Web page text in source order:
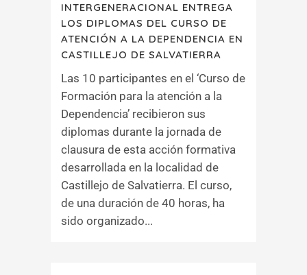
INTERGENERACIONAL ENTREGA
LOS DIPLOMAS DEL CURSO DE
ATENCIÓN A LA DEPENDENCIA EN
CASTILLEJO DE SALVATIERRA
Las 10 participantes en el ‘Curso de
Formación para la atención a la
Dependencia’ recibieron sus
diplomas durante la jornada de
clausura de esta acción formativa
desarrollada en la localidad de
Castillejo de Salvatierra. El curso,
de una duración de 40 horas, ha
sido organizado...